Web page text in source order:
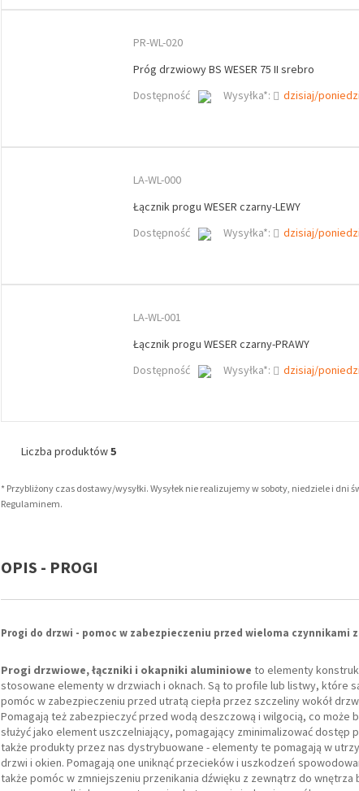
PR-WL-020
Próg drzwiowy BS WESER 75 II srebro
Dostępność
Wysyłka*: dzisiaj/
LA-WL-000
Łącznik progu WESER czarny-LEWY
Dostępność
Wysyłka*: dzisiaj/
LA-WL-001
Łącznik progu WESER czarny-PRAWY
Dostępność
Wysyłka*: dzisiaj/
Liczba produktów5
* Przybliżony czas dostawy/wysyłki. Wysyłek nie realizujemy w soboty, niedziele i
Regulaminem.
OPIS - PROGI
Progi do drzwi - pomoc w zabezpieczeniu przed wieloma czynnikami
Progi drzwiowe, łączniki i okapniki aluminiowe to elementy
stosowane elementy w drzwiach i oknach. Są to profile lub listwy, które
pomóc w zabezpieczeniu przed utratą ciepła przez szczeliny wokół
Pomagają też zabezpieczyć przed wodą deszczową i wilgocią, co
służyć jako element uszczelniający, pomagający zminimalizować
także produkty przez nas dystrybuowane - elementy te pomagają w
drzwi i okien. Pomagają one uniknąć przecieków i uszkodzeń
także pomóc w zmniejszeniu przenikania dźwięku z zewnątrz do